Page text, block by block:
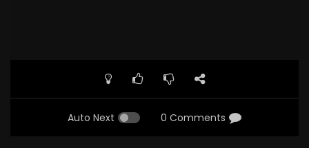
Auto Next 0 Comments